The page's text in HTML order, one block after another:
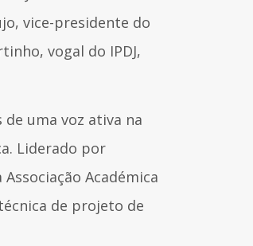
vice-presidente do
vogal do IPDJ,
uma voz ativa na
Liderado por
Académica
de projeto de